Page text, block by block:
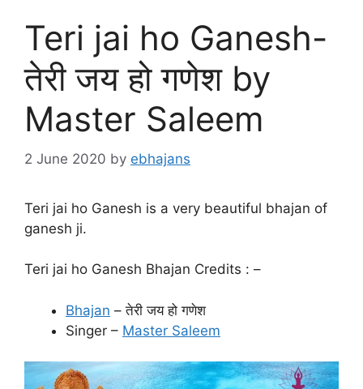
Teri jai ho Ganesh-
तेरी जय हो गणेश by
Master Saleem
2 June 2020 by ebhajans
Teri jai ho Ganesh is a very beautiful bhajan of
ganesh ji.
Teri jai ho Ganesh Bhajan Credits : –
Bhajan – तेरी जय हो गणेश
Singer – Master Saleem